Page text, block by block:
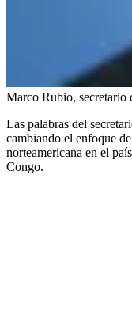
Marco Rubio, secretario
Las palabras del
cambiando el enfoque
norteamericana en el
Congo.